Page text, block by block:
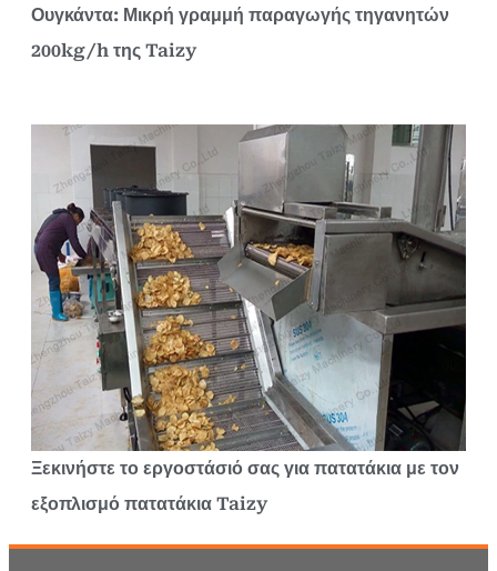
Ουγκάντα: Μικρή γραμμή παραγωγής τηγανητών
200kg/h της Taizy
Ξεκινήστε το εργοστάσιό σας για πατατάκια με τον
εξοπλισμό πατατάκια Taizy